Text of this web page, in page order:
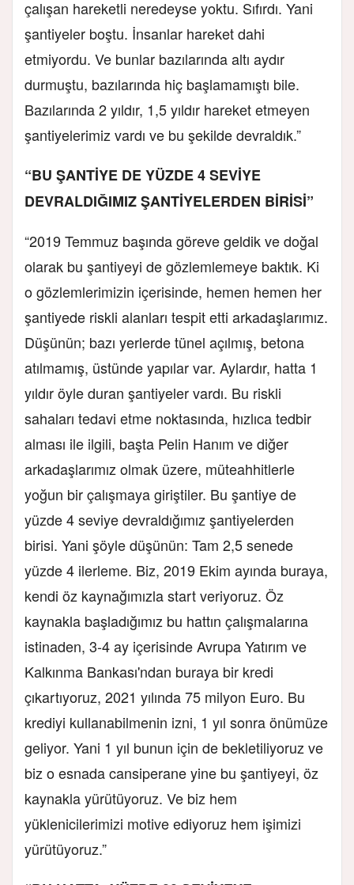
çalışan hareketli neredeyse yoktu. Sıfırdı. Yani
şantiyeler boştu. İnsanlar hareket dahi
etmiyordu. Ve bunlar bazılarında altı aydır
durmuştu, bazılarında hiç başlamamıştı bile.
Bazılarında 2 yıldır, 1,5 yıldır hareket etmeyen
şantiyelerimiz vardı ve bu şekilde devraldık.”
“BU ŞANTİYE DE YÜZDE 4 SEVİYE
DEVRALDIĞIMIZ ŞANTİYELERDEN BİRİSİ”
“2019 Temmuz başında göreve geldik ve doğal
olarak bu şantiyeyi de gözlemlemeye baktık. Ki
o gözlemlerimizin içerisinde, hemen hemen her
şantiyede riskli alanları tespit etti arkadaşlarımız.
Düşünün; bazı yerlerde tünel açılmış, betona
atılmamış, üstünde yapılar var. Aylardır, hatta 1
yıldır öyle duran şantiyeler vardı. Bu riskli
sahaları tedavi etme noktasında, hızlıca tedbir
alması ile ilgili, başta Pelin Hanım ve diğer
arkadaşlarımız olmak üzere, müteahhitlerle
yoğun bir çalışmaya giriştiler. Bu şantiye de
yüzde 4 seviye devraldığımız şantiyelerden
birisi. Yani şöyle düşünün: Tam 2,5 senede
yüzde 4 ilerleme. Biz, 2019 Ekim ayında buraya,
kendi öz kaynağımızla start veriyoruz. Öz
kaynakla başladığımız bu hattın çalışmalarına
istinaden, 3-4 ay içerisinde Avrupa Yatırım ve
Kalkınma Bankası'ndan buraya bir kredi
çıkartıyoruz, 2021 yılında 75 milyon Euro. Bu
krediyi kullanabilmenin izni, 1 yıl sonra önümüze
geliyor. Yani 1 yıl bunun için de bekletiliyoruz ve
biz o esnada cansiperane yine bu şantiyeyi, öz
kaynakla yürütüyoruz. Ve biz hem
yüklenicilerimizi motive ediyoruz hem işimizi
yürütüyoruz.”